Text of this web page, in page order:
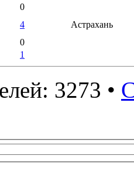
0
4
Астрахань
0
1
3273 •